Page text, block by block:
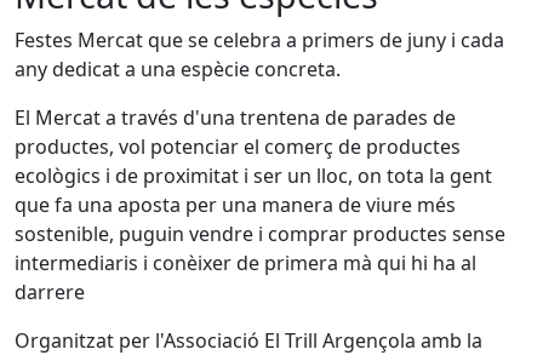
Festes Mercat que se celebra a primers de juny i cada
any dedicat a una espècie concreta.
El Mercat a través d'una trentena de parades de
productes, vol potenciar el comerç de productes
ecològics i de proximitat i ser un lloc, on tota la gent
que fa una aposta per una manera de viure més
sostenible, puguin vendre i comprar productes sense
intermediaris i conèixer de primera mà qui hi ha al
darrere
Organitzat per l'Associació El Trill Argençola amb la